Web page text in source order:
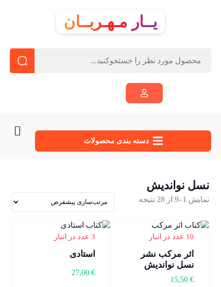
یــار مـهـربــان
دسته‌ بندی محصولات
نسل نواندیش
نمایش 1–9 از 28 نتیجه
10 عدد در انبار
اثر مرکب نشر
نسل نواندیش
15,50 €
3 عدد در انبار
استادی
27,00€